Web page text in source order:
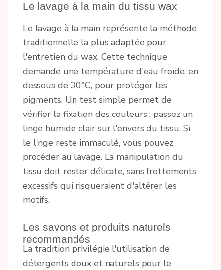
Le lavage à la main du tissu wax
Le lavage à la main représente la méthode
traditionnelle la plus adaptée pour
l'entretien du wax. Cette technique
demande une température d'eau froide, en
dessous de 30°C, pour protéger les
pigments. Un test simple permet de
vérifier la fixation des couleurs : passez un
linge humide clair sur l'envers du tissu. Si
le linge reste immaculé, vous pouvez
procéder au lavage. La manipulation du
tissu doit rester délicate, sans frottements
excessifs qui risqueraient d'altérer les
motifs.
Les savons et produits naturels
recommandés
La tradition privilégie l'utilisation de
détergents doux et naturels pour le